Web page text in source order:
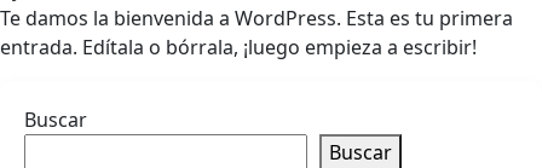
Te damos la bienvenida a WordPress. Esta es tu primera
entrada. Edítala o bórrala, ¡luego empieza a escribir!
Buscar
Buscar